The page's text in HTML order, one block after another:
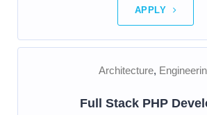
APPLY
Architecture
Full Stack PHP